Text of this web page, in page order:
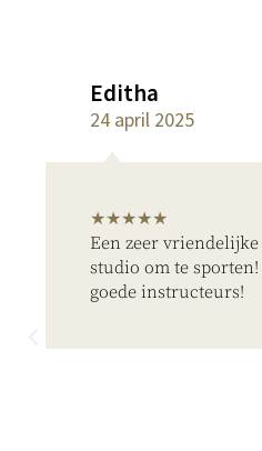
★★★★★
Een zeer
studio om te
goede instructeurs!
Editha
24 april 2025